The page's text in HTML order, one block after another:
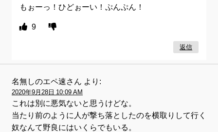
もぉーっ！ひどぉーい！ぷんぷん！
9
返信
名無しのエペ速さん より:
2020年9月28日 10:09 AM
これは別に悪気ないと思うけどな。
当たり前のように人が撃ち落としたのを横取りして行く
奴なんて野良にはいくらでもいる。